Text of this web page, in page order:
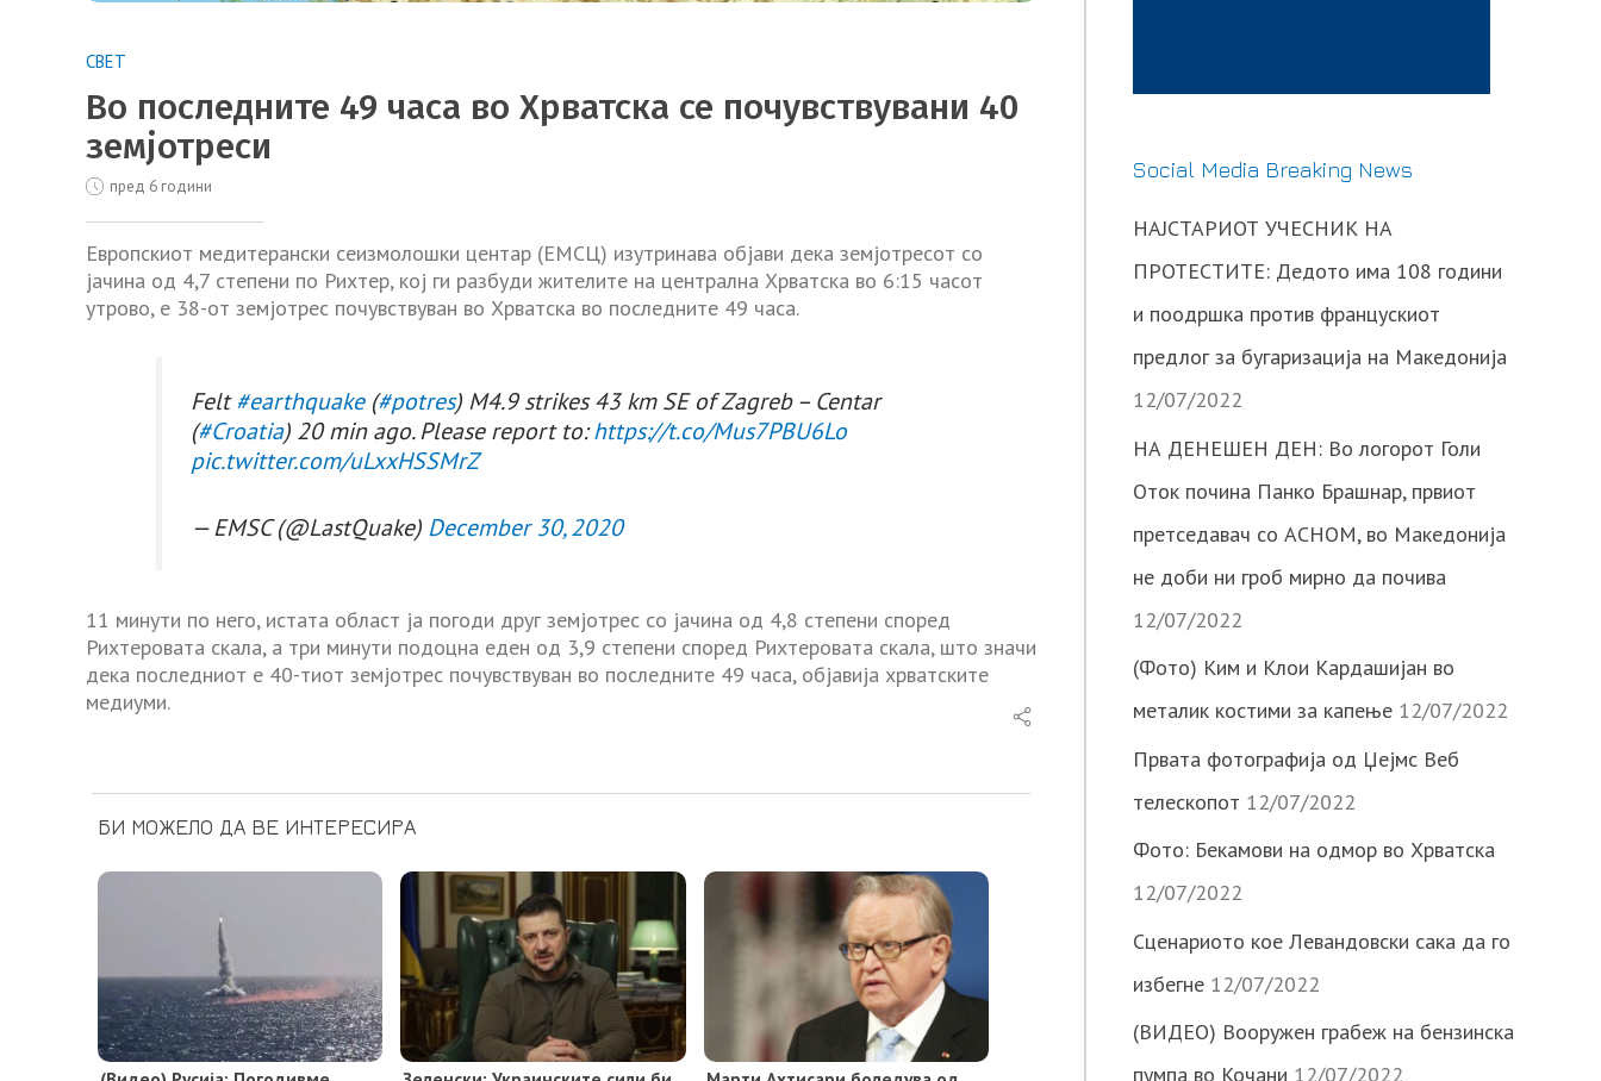
СВЕТ
Во последните 49 часа во Хрватска се почувствувани 40
земјотреси
пред 6 години
Европскиот медитерански сеизмолошки центар (ЕМСЦ) изутринава објави дека земјотресот со
јачина од 4,7 степени по Рихтер, кој ги разбуди жителите на централна Хрватска во 6:15 часот
утрово, е 38-от земјотрес почувствуван во Хрватска во последните 49 часа.
Felt#earthquake(#potres) M4.9 strikes 43 km SE of Zagreb – Centar
(#Croatia) 20 min ago. Please report to:https://t.co/Mus7PBU6Lo
pic.twitter.com/uLxxHSSMrZ
— EMSC (@LastQuake) December 30, 2020
11 минути по него, истата област ја погоди друг земјотрес со јачина од 4,8 степени според
Рихтеровата скала, а три минути подоцна еден од 3,9 степени според Рихтеровата скала, што значи
дека последниот е 40-тиот земјотрес почувствуван во последните 49 часа, објавија хрватските
медиуми.
БИ МОЖЕЛО ДА ВЕ ИНТЕРЕСИРА
Social Media Breaking News
НАЈСТАРИОТ УЧЕСНИК НА
ПРОТЕСТИТЕ: Дедото има 108 години
и поодршка против францускиот
предлог за бугаризација на Македонија
12/07/2022
НА ДЕНЕШЕН ДЕН: Во логорот Голи
Оток почина Панко Брашнар, првиот
претседавач со АСНОМ, во Македонија
не доби ни гроб мирно да почива
12/07/2022
(Фото) Ким и Клои Кардашијан во
металик костими за капење 12/07/2022
Првата фотографија од Џејмс Веб
телескопот 12/07/2022
Фото: Бекамови на одмор во Хрватска
12/07/2022
Сценариото кое Левандовски сака да го
избегне 12/07/2022
(ВИДЕО) Вооружен грабеж на бензинска
пумпа во Кочани 12/07/2022